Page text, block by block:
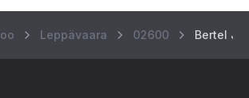
Leppävaara 02600 Bertel